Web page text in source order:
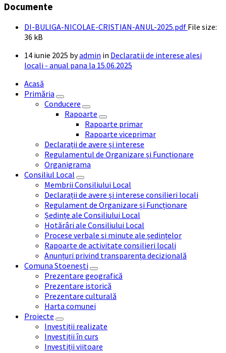
Documente
DI-BULIGA-NICOLAE-CRISTIAN-ANUL-2025.pdf File size:
36 kB
14 iunie 2025 byadmin in Declaratii de interese alesi
locali - anual pana la 15.06.2025
Acasă
Primăria
Conducere
Rapoarte
Rapoarte primar
Rapoarte viceprimar
Declarații de avere și interese
Regulamentul de Organizare și Funcționare
Organigrama
Consiliul Local
Membrii Consiliului Local
Declarații de avere și interese consilieri locali
Regulament de Organizare și Funcționare
Ședințe ale Consiliului Local
Hotărâri ale Consiliului Local
Procese verbale si minute ale ședințelor
Rapoarte de activitate consilieri locali
Anunțuri privind transparența decizională
Comuna Stoenești
Prezentare geografică
Prezentare istorică
Prezentare culturală
Harta comunei
Proiecte
Investiții realizate
Investiții în curs
Investiții viitoare